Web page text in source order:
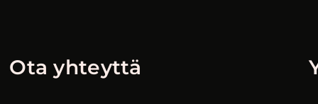
Ota yhteyttä